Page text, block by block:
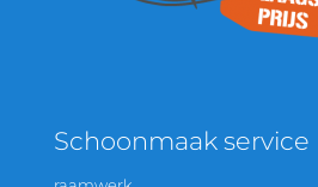
Schoonmaak service